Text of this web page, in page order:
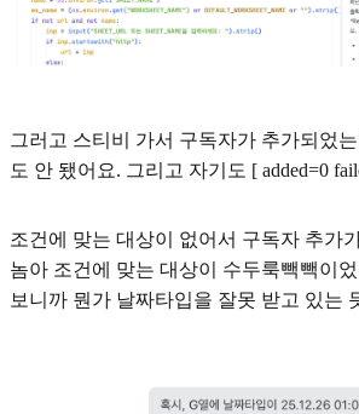
그러고 스티비 가서 구독자가 추가되었
도 안 됐어요. 그리고 자기도 [ added=0
조건에 맞는 대상이 없어서 구독자 추가
놈아 조건에 맞는 대상이 수두룩빽빽이
보니까 뭔가 날짜타입을 잘못 받고 있는